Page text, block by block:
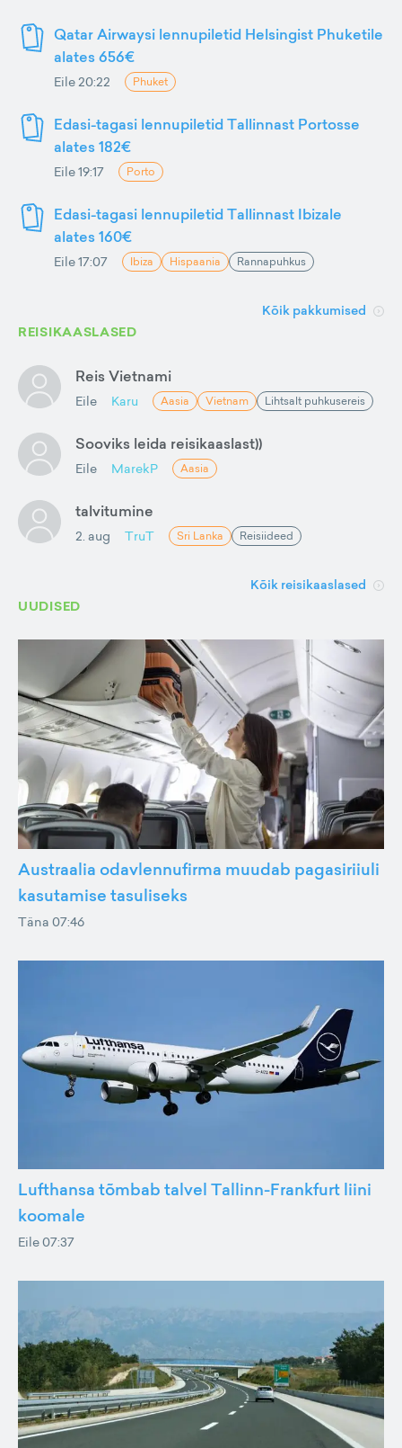
Qatar Airwaysi lennupiletid Helsingist Phuketile
alates 656€
Eile 20:22 Phuket
Edasi-tagasi lennupiletid Tallinnast Portosse
alates 182€
Eile 19:17 Porto
Edasi-tagasi lennupiletid Tallinnast Ibizale
alates 160€
Eile 17:07 Ibiza Hispaania Rannapuhkus
Kõik pakkumised
REISIKAASLASED
Reis Vietnami
Eile Karu Aasia Vietnam Lihtsalt puhkusereis
Sooviks leida reisikaaslast))
Eile MarekP Aasia
talvitumine
2. aug TruT Sri Lanka Reisiideed
Kõik reisikaaslased
UUDISED
Austraalia odavlennufirma muudab pagasiriiuli
kasutamise tasuliseks
Täna 07:46
Lufthansa tõmbab talvel Tallinn-Frankfurt liini
koomale
Eile 07:37